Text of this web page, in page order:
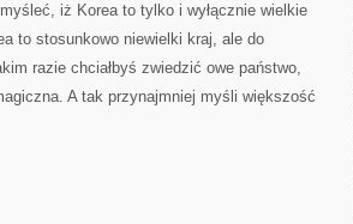
iż Korea to tylko i wyłącznie wielkie
to stosunkowo niewielki kraj, ale do
razie chciałbyś zwiedzić owe państwo,
A tak przynajmniej myśli większość